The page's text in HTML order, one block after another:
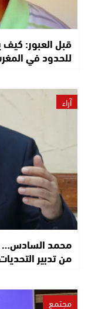
قبل العبور: كيف
للحدود في
آراء
محمد السادس…
من تدبير
مجتمع